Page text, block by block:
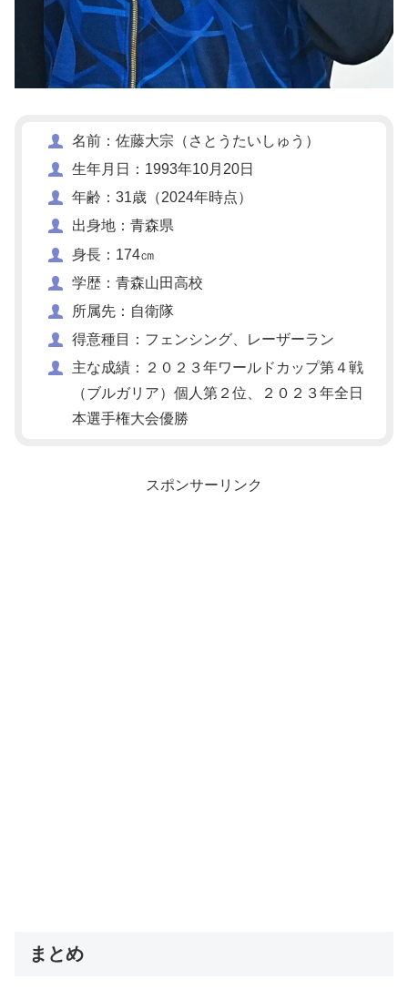
名前：佐藤大宗（さとうたいしゅう）
生年月日：1993年10月20日
年齢：31歳（2024年時点）
出身地：青森県
身長：174㎝
学歴：青森山田高校
所属先：自衛隊
得意種目：フェンシング、レーザーラン
主な成績：２０２３年ワールドカップ第４戦
（ブルガリア）個人第２位、２０２３年全日
本選手権大会優勝
スポンサーリンク
まとめ